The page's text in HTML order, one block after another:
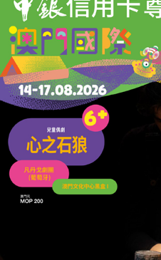
美聯儲公信力受質疑
美元美債齊挫如「新興市場」
02/08/2026 13749